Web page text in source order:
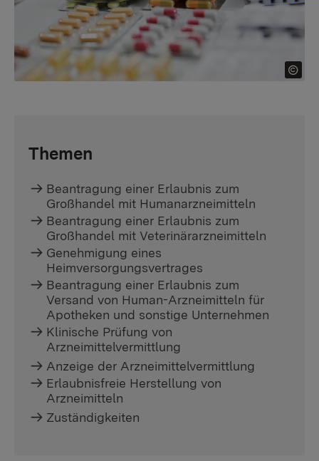
Themen
Beantragung einer Erlaubnis zum
Großhandel mit Humanarzneimitteln
Beantragung einer Erlaubnis zum
Großhandel mit Veterinärarzneimitteln
Genehmigung eines
Heimversorgungsvertrages
Beantragung einer Erlaubnis zum
Versand von Human-Arzneimitteln für
Apotheken und sonstige Unternehmen
Klinische Prüfung von
Arzneimittelvermittlung
Anzeige der Arzneimittelvermittlung
Erlaubnisfreie Herstellung von
Arzneimitteln
Zuständigkeiten